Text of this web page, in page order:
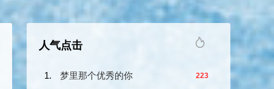
人气点击
梦里那个优秀的你 223